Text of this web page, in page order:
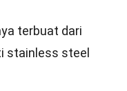
terbuat dari
stainless steel